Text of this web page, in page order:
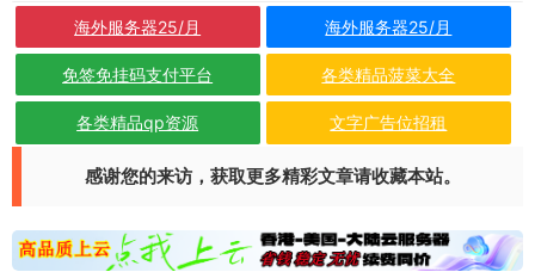
海外服务器25/月 海外服务器25/月
免签免挂码支付平台 各类精品菠菜大全
各类精品qp资源 文字广告位招租
感谢您的来访，获取更多精彩文章请收藏本站。